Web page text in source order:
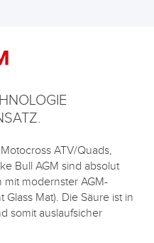
ATV/Quads,
Bull AGM sind absolut
modernster AGM-
Mat). Die Säure ist in
somit auslaufsicher